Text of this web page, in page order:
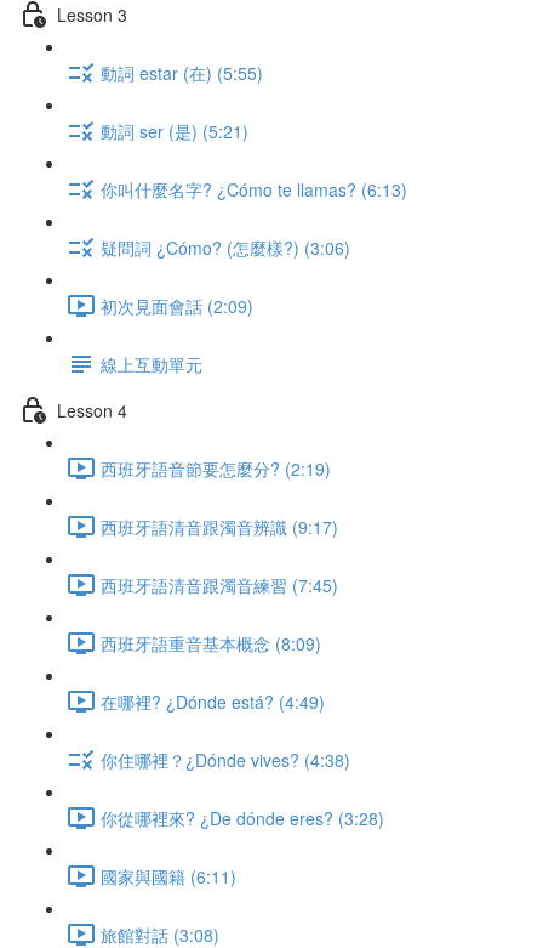
Lesson 3
動詞 estar (在) (5:55)
動詞 ser (是) (5:21)
你叫什麼名字? ¿Cómo te llamas? (6:13)
疑問詞 ¿Cómo? (怎麼樣?) (3:06)
初次見面會話 (2:09)
線上互動單元
Lesson 4
西班牙語音節要怎麼分? (2:19)
西班牙語清音跟濁音辨識 (9:17)
西班牙語清音跟濁音練習 (7:45)
西班牙語重音基本概念 (8:09)
在哪裡? ¿Dónde está? (4:49)
你住哪裡？¿Dónde vives? (4:38)
你從哪裡來? ¿De dónde eres? (3:28)
國家與國籍 (6:11)
旅館對話 (3:08)